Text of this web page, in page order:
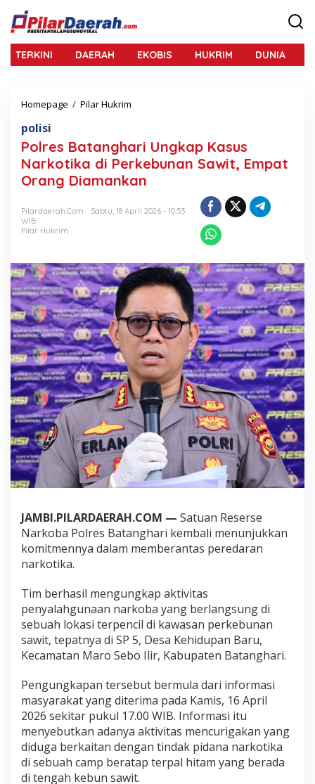
TERKINI DAERAH EKOBIS HUKRIM DUNIA
Homepage / Pilar Hukrim
r
e
s
B
a
a
r
i
n
g
k
p
K
a
s
u
s
N
r
k
i
k
a
e
r
k
e
b
u
a
n
S
a
w
i
t
,
polisi
Polres Batanghari Ungkap Kasus
Narkotika di Perkebunan Sawit, Empat
Orang Diamankan
Pilardaerah.com
Sabtu, 18 April 2026 - 10:53
WIB
Pilar Hukrim
JAMBI.PILARDAERAH.COM — Satuan Reserse
Narkoba Polres Batanghari kembali menunjukkan
komitmennya dalam memberantas peredaran
narkotika.
Tim berhasil mengungkap aktivitas
penyalahgunaan narkoba yang berlangsung di
sebuah lokasi terpencil di kawasan perkebunan
sawit, tepatnya di SP 5, Desa Kehidupan Baru,
Kecamatan Maro Sebo Ilir, Kabupaten Batanghari.
Pengungkapan tersebut bermula dari informasi
masyarakat yang diterima pada Kamis, 16 April
2026 sekitar pukul 17.00 WIB. Informasi itu
menyebutkan adanya aktivitas mencurigakan yang
diduga berkaitan dengan tindak pidana narkotika
di sebuah camp beratap terpal hitam yang berada
di tengah kebun sawit.